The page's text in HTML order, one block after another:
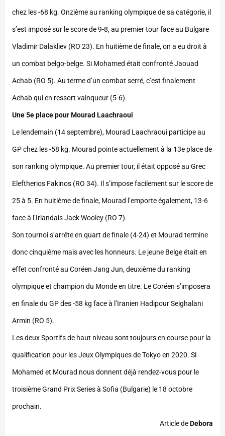
chez les -68 kg. Onzième au ranking olympique de sa catégorie, il
s’est imposé sur le score de 9-8, au premier tour face au Bulgare
Vladimir Dalakliev (RO 23). En huitième de finale, on a eu droit à
un combat belgo-belge. Si Mohamed était confronté Jaouad
Achab (RO 5). Au terme d’un combat serré, c’est finalement
Achab qui en ressort vainqueur (5-6).
Une 5e place pour Mourad Laachraoui
Le lendemain (14 septembre), Mourad Laachraoui participe au
GP chez les -58 kg. Mourad pointe actuellement à la 13e place de
son ranking olympique. Au premier tour, il était opposé au Grec
Eleftherios Fakinos (RO 34). Il s’impose facilement sur le score de
25 à 5. En huitième de finale, Mourad l’emporte également, 13-6
face à l’Irlandais Jack Wooley (RO 7).
Son tournoi s’arrête en quart de finale (4-24) et Mourad termine
donc cinquième mais avec les honneurs. Le jeune Belge était en
effet confronté au Coréen Jang Jun, deuxième du ranking
olympique et champion du Monde en titre. Le Coréen s’imposera
en finale du GP des -58 kg face à l’Iranien Hadipour Seighalani
Armin (RO 5).
Les deux Sportifs de haut niveau sont toujours en course pour la
qualification pour les Jeux Olympiques de Tokyo en 2020. Si
Mohamed et Mourad nous donnent déjà rendez-vous pour le
troisième Grand Prix Series à Sofia (Bulgarie) le 18 octobre
prochain.
Article deDebora